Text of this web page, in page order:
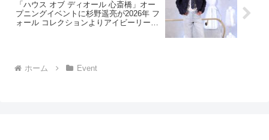
「ハウス オブ ディオール 心斎橋」オー
プニングイベントに杉野遥亮が2026年 フ
ォール コレクションよりアイビーリーグ
ホーム Event